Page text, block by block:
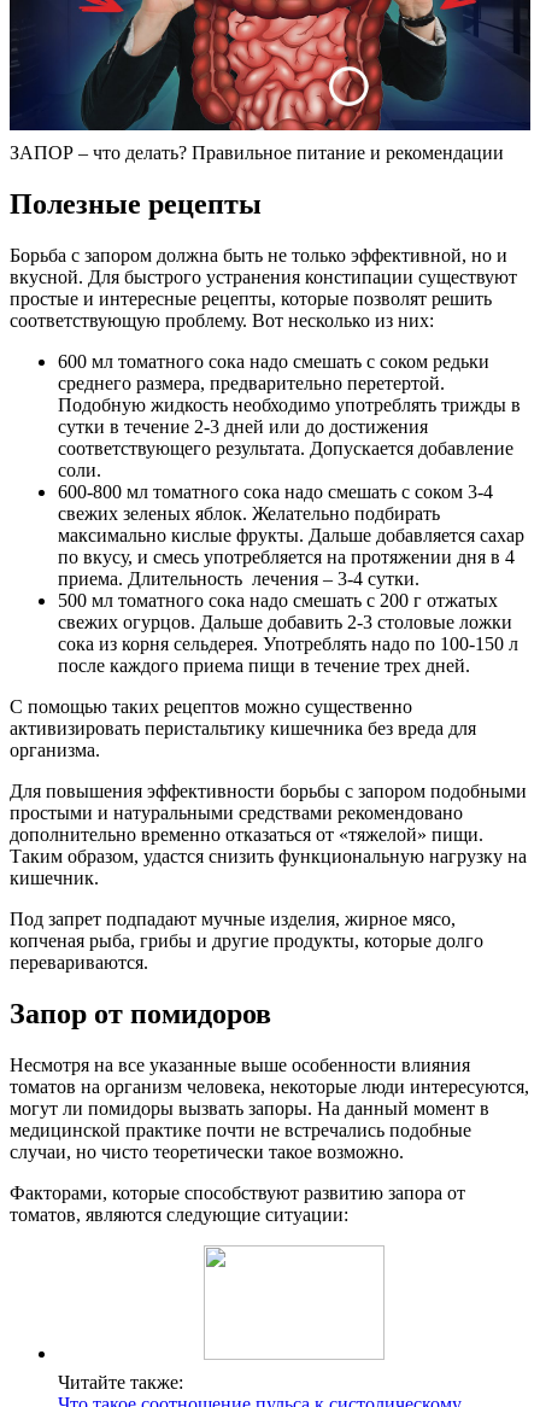
ЗАПОР – что делать? Правильное питание и рекомендации
Полезные рецепты
Борьба с запором должна быть не только эффективной, но и
вкусной. Для быстрого устранения констипации существуют
простые и интересные рецепты, которые позволят решить
соответствующую проблему. Вот несколько из них:
600 мл томатного сока надо смешать с соком редьки
среднего размера, предварительно перетертой.
Подобную жидкость необходимо употреблять трижды в
сутки в течение 2-3 дней или до достижения
соответствующего результата. Допускается добавление
соли.
600-800 мл томатного сока надо смешать с соком 3-4
свежих зеленых яблок. Желательно подбирать
максимально кислые фрукты. Дальше добавляется сахар
по вкусу, и смесь употребляется на протяжении дня в 4
приема. Длительность лечения – 3-4 сутки.
500 мл томатного сока надо смешать с 200 г отжатых
свежих огурцов. Дальше добавить 2-3 столовые ложки
сока из корня сельдерея. Употреблять надо по 100-150 л
после каждого приема пищи в течение трех дней.
С помощью таких рецептов можно существенно
активизировать перистальтику кишечника без вреда для
организма.
Для повышения эффективности борьбы с запором подобными
простыми и натуральными средствами рекомендовано
дополнительно временно отказаться от «тяжелой» пищи.
Таким образом, удастся снизить функциональную нагрузку на
кишечник.
Под запрет подпадают мучные изделия, жирное мясо,
копченая рыба, грибы и другие продукты, которые долго
перевариваются.
Запор от помидоров
Несмотря на все указанные выше особенности влияния
томатов на организм человека, некоторые люди интересуются,
могут ли помидоры вызвать запоры. На данный момент в
медицинской практике почти не встречались подобные
случаи, но чисто теоретически такое возможно.
Факторами, которые способствуют развитию запора от
томатов, являются следующие ситуации:
Читайте также: